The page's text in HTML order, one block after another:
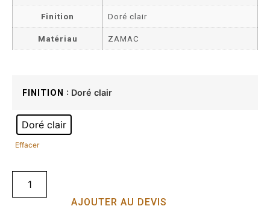
Finition Doré clair
Matériau ZAMAC
FINITION : Doré clair
Doré clair
Effacer
AJOUTER AU DEVIS